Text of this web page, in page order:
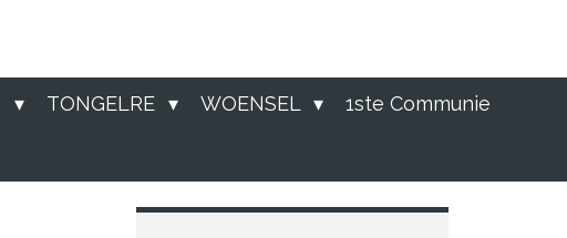
TONGELRE WOENSEL 1ste Communie